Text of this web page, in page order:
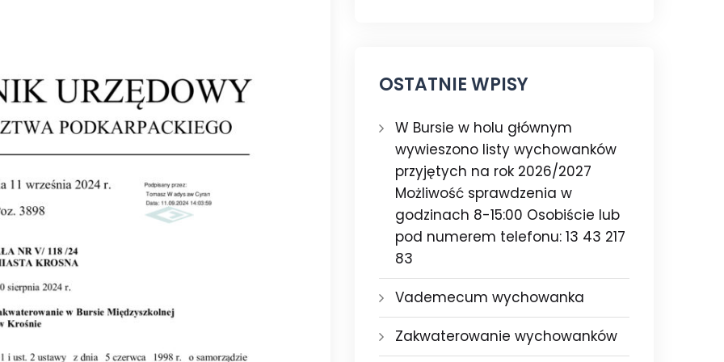
OSTATNIE WPISY
W Bursie w holu głównym
wywieszono listy wychowanków
przyjętych na rok 2026/2027
Możliwość sprawdzenia w
godzinach 8-15:00 Osobiście lub
pod numerem telefonu: 13 43 217
83
Vademecum wychowanka
Zakwaterowanie wychowanków